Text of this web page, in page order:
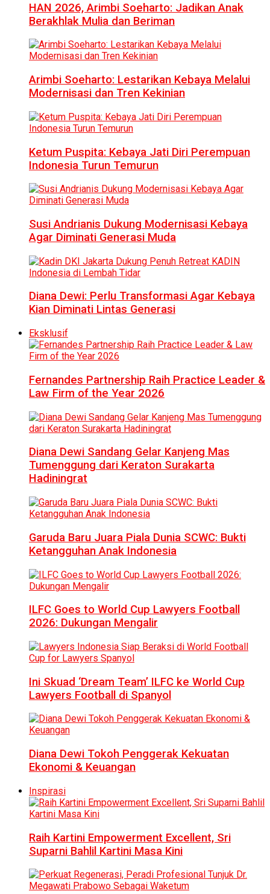
HAN 2026, Arimbi Soeharto: Jadikan Anak
Berakhlak Mulia dan Beriman
Arimbi Soeharto: Lestarikan Kebaya Melalui
Modernisasi dan Tren Kekinian
Ketum Puspita: Kebaya Jati Diri Perempuan
Indonesia Turun Temurun
Susi Andrianis Dukung Modernisasi Kebaya
Agar Diminati Generasi Muda
Diana Dewi: Perlu Transformasi Agar Kebaya
Kian Diminati Lintas Generasi
Eksklusif
Fernandes Partnership Raih Practice Leader &
Law Firm of the Year 2026
Diana Dewi Sandang Gelar Kanjeng Mas
Tumenggung dari Keraton Surakarta
Hadiningrat
Garuda Baru Juara Piala Dunia SCWC: Bukti
Ketangguhan Anak Indonesia
ILFC Goes to World Cup Lawyers Football
2026: Dukungan Mengalir
Ini Skuad ‘Dream Team’ ILFC ke World Cup
Lawyers Football di Spanyol
Diana Dewi Tokoh Penggerak Kekuatan
Ekonomi & Keuangan
Inspirasi
Raih Kartini Empowerment Excellent, Sri
Suparni Bahlil Kartini Masa Kini